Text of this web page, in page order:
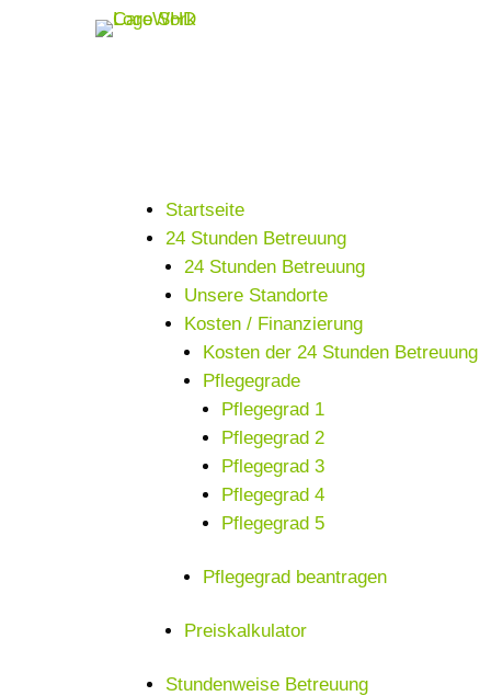
Startseite
24 Stunden Betreuung
24 Stunden Betreuung
Unsere Standorte
Kosten / Finanzierung
Kosten der 24 Stunden Betreuung
Pflegegrade
Pflegegrad 1
Pflegegrad 2
Pflegegrad 3
Pflegegrad 4
Pflegegrad 5
Pflegegrad beantragen
Preiskalkulator
Stundenweise Betreuung